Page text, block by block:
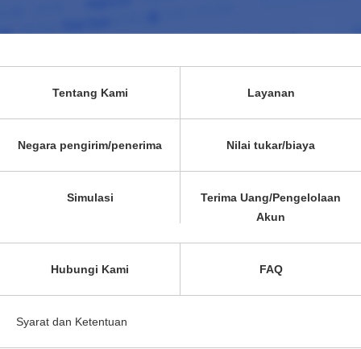
Tentang Kami Layanan
Negara pengirim/penerima Nilai tukar/biaya
Simulasi
Terima Uang/Pengelolaan
Akun
Hubungi Kami FAQ
Syarat dan Ketentuan